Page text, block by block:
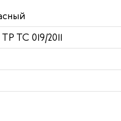
ТС 019/2011